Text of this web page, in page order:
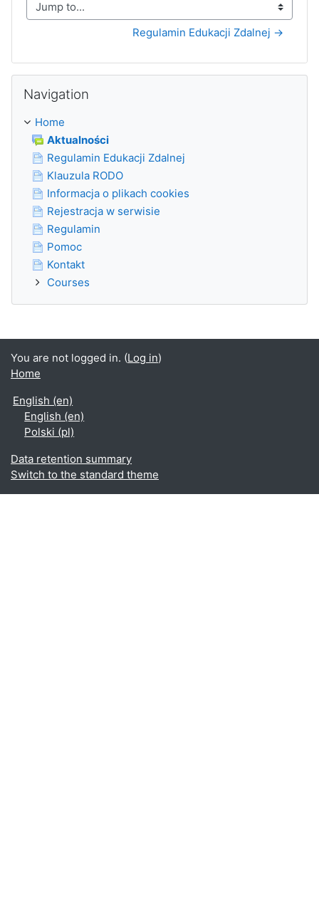
Jump to...
Regulamin Edukacji Zdalnej →
Navigation
Home
Aktualności
Regulamin Edukacji Zdalnej
Klauzula RODO
Informacja o plikach cookies
Rejestracja w serwisie
Regulamin
Pomoc
Kontakt
Courses
You are not logged in. (Log in)
Home
English ‎(en)‎
English ‎(en)‎
Polski ‎(pl)‎
Data retention summary
Switch to the standard theme